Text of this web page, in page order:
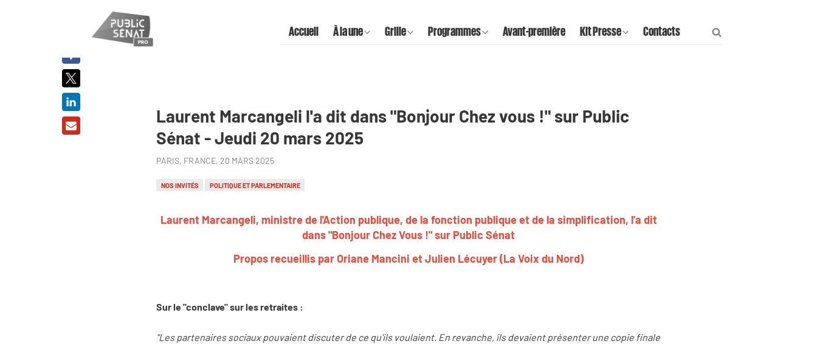
Accueil À la une Grille Programmes Avant-première Kit Presse Contacts
Laurent Marcangeli l'a dit dans "Bonjour Chez vous !" sur Public
Sénat - Jeudi 20 mars 2025
PARIS, FRANCE, 20 MARS 2025
NOS INVITÉS POLITIQUE ET PARLEMENTAIRE
Laurent Marcangeli, ministre de l'Action publique, de la fonction publique et de la simplification, l'a dit
dans "Bonjour Chez Vous !" sur Public Sénat
Propos recueillis par Oriane Mancini et Julien Lécuyer (La Voix du Nord)
Sur le "conclave" sur les retraites :
"Les partenaires sociaux pouvaient discuter de ce qu'ils voulaient. En revanche, ils devaient présenter une copie finale